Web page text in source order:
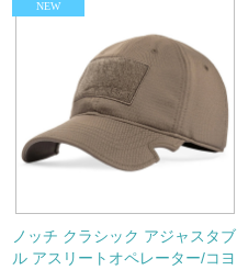
ノッチ クラシック アジャスタブ
ル アスリートオペレーター/コヨ